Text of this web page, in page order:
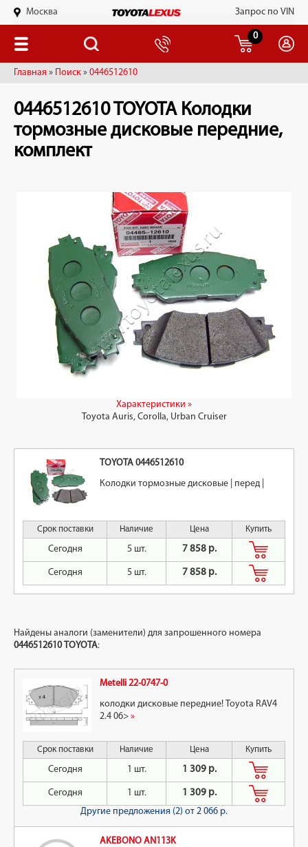
Москва Запрос по VIN
0
Главная » Поиск » 0446512610
0446512610 TOYOTA Колодки
тормозные дисковые передние,
комплект
Характеристики »
Toyota Auris, Corolla, Urban Cruiser
TOYOTA 0446512610
Колодки тормозные дисковые | перед |
Срок поставки Наличие Цена Купить
Сегодня 5 шт. 7 858 р.
Сегодня 5 шт. 7 858 р.
Найдены аналоги (заменители) для запрошенного номера
0446512610 TOYOTA:
Metelli 22-0747-0
колодки дисковые передние! Toyota RAV4
2.4 06> »
Срок поставки Наличие Цена Купить
Сегодня 1 шт. 1 309 р.
Сегодня 1 шт.
1 309 р.
Другие предложения (2) от 2 066 р.
AKEBONO AN113K